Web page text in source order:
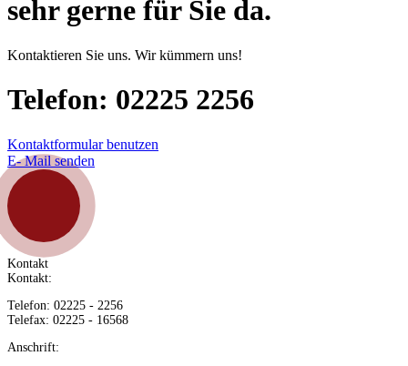
sehr gerne für Sie da.
Kontaktieren Sie uns. Wir kümmern uns!
Telefon: 02225 2256
Kontaktformular benutzen
E- Mail senden
Kontakt
Kontakt:
Telefon: 02225 - 2256
Telefax: 02225 - 16568
Anschrift: